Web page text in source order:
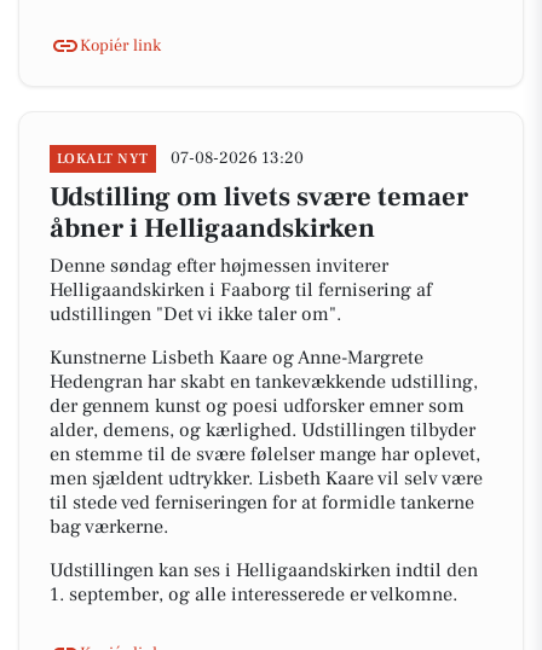
Kopiér link
LOKALT NYT 07-08-2026 13:20
Udstilling om livets svære temaer
åbner i Helligaandskirken
Denne søndag efter højmessen inviterer
Helligaandskirken i Faaborg til fernisering af
udstillingen "Det vi ikke taler om".
Kunstnerne Lisbeth Kaare og Anne-Margrete
Hedengran har skabt en tankevækkende udstilling,
der gennem kunst og poesi udforsker emner som
alder, demens, og kærlighed. Udstillingen tilbyder
en stemme til de svære følelser mange har oplevet,
men sjældent udtrykker. Lisbeth Kaare vil selv være
til stede ved ferniseringen for at formidle tankerne
bag værkerne.
Udstillingen kan ses i Helligaandskirken indtil den
1. september, og alle interesserede er velkomne.